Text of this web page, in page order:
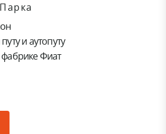
и аутопуту
Фиат